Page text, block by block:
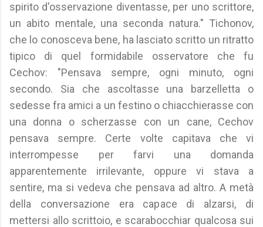
spirito d'osservazione diventasse, per uno scrittore,
un abito mentale, una seconda natura." Tichonov,
che lo conosceva bene, ha lasciato scritto un ritratto
tipico di quel formidabile osservatore che fu
Cechov: "Pensava sempre, ogni minuto, ogni
secondo. Sia che ascoltasse una barzelletta o
sedesse fra amici a un festino o chiacchierasse con
una donna o scherzasse con un cane, Cechov
pensava sempre. Certe volte capitava che vi
interrompesse per farvi una domanda
apparentemente irrilevante, oppure vi stava a
sentire, ma si vedeva che pensava ad altro. A metà
della conversazione era capace di alzarsi, di
mettersi allo scrittoio, e scarabocchiar qualcosa sui